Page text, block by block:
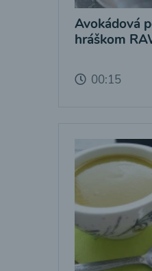
Avokádová
hráškom
00:15